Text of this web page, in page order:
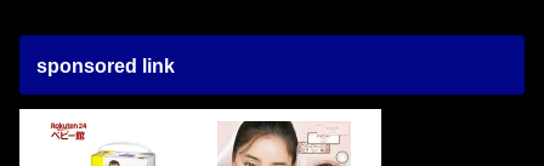
sponsored link